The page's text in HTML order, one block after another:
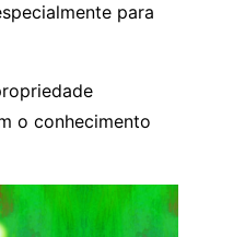
para
o conhecimento